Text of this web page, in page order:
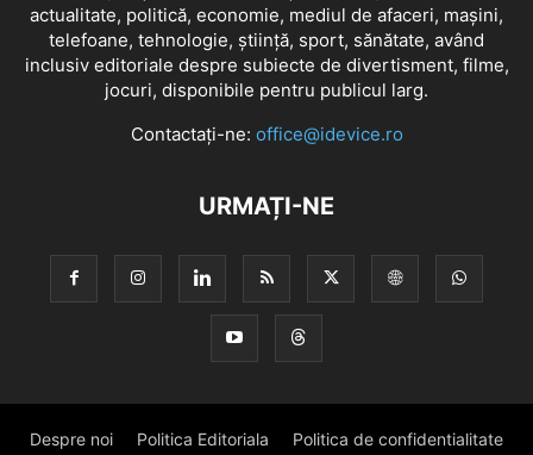
actualitate, politică, economie, mediul de afaceri, mașini,
telefoane, tehnologie, știință, sport, sănătate, având
inclusiv editoriale despre subiecte de divertisment, filme,
jocuri, disponibile pentru publicul larg.
Contactați-ne: office@idevice.ro
URMAȚI-NE
Despre noi Politica Editoriala Politica de confidentialitate